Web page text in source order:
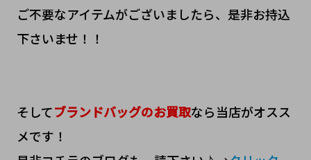
ご不要なアイテムがございましたら、是非お持込
下さいませ！！
そしてブランドバッグのお買取なら当店がオスス
メです！